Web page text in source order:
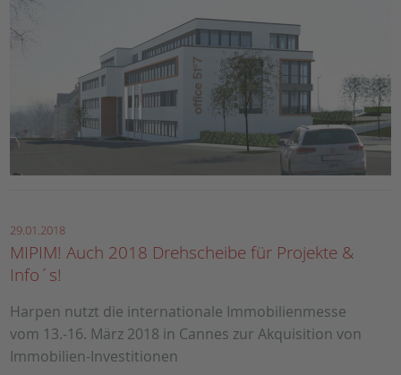
29.01.2018
MIPIM! Auch 2018 Drehscheibe für Projekte &
Info´s!
Harpen nutzt die internationale Immobilienmesse
vom 13.-16. März 2018 in Cannes zur Akquisition von
Immobilien-Investitionen